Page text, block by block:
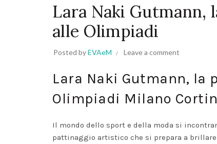
Lara Naki Gutmann,
alle Olimpiadi
Posted byEVAeM Leave a comment
Lara Naki Gutmann, la
Olimpiadi Milano
Il mondo dello sport e della moda si
pattinaggio artistico che si prepara a